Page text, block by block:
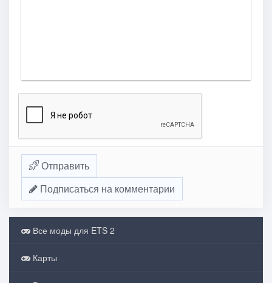
Отправить
Подписаться на комментарии
Все моды для ETS 2
Карты